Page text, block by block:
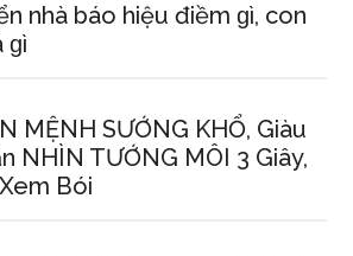
nhà báo hiệu điềm ɡì, con
ɡì
MỆNH SƯỚNG KHỔ, Giàu
NHÌN TƯỚNG MÔI 3 Giây,
Bói